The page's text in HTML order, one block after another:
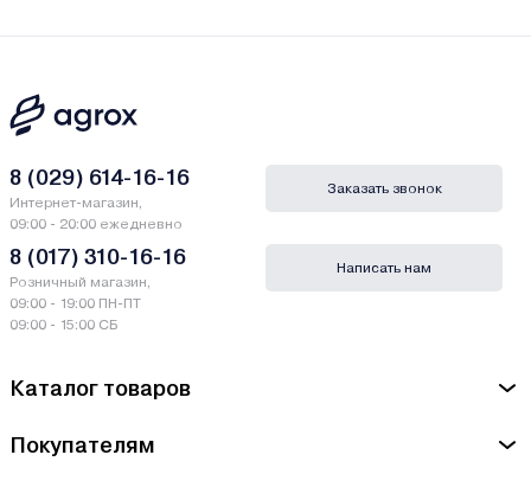
Каталог товаров
Покупателям
8 (029) 614-16-16
Интернет-магазин,
09:00 - 20:00 ежедневно
8 (017) 310-16-16
Розничный магазин,
09:00 - 19:00 ПН-ПТ
09:00 - 15:00 СБ
Заказать звонок
Написать нам